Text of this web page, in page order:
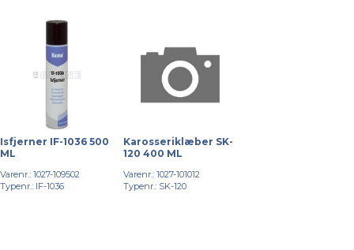
Isfjerner IF-1036 500
ML
Varenr.: 1027-109502
Typenr.: IF-1036
Karosseriklæber SK-
120 400 ML
Varenr.: 1027-101012
Typenr.: SK-120